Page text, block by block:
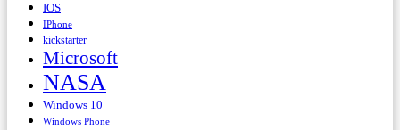
IOS
IPhone
kickstarter
Microsoft
NASA
Windows 10
Windows Phone